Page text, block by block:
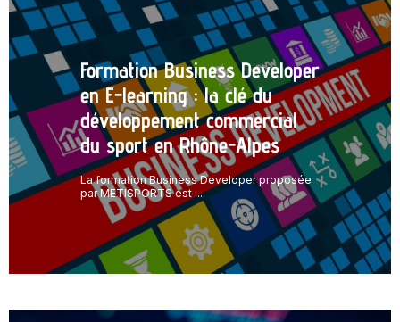
Formation Business Developer
en E-learning : la clé du
développement commercial
du sport en Rhône-Alpes
La formation Business Developer proposée
par METISPORTS est ...